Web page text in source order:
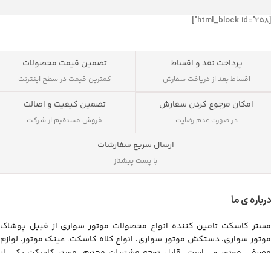
[html_block id="258"]
پرداخت نقد و اقساط
اقساط بعد از دریافت سفارش
تضمین قیمت محصولات
کمترین قیمت در سطح اینترنت
امکان مرجوع کردن سفارش
در صورت عدم رضایت
تضمین کیفیت و اصالت
فروش مستقیم از شرکت
ارسال سریع سفارشات
با پست پیشتاز
درباره ی ما
مستر کاسکت تامین کننده انواع محصولات موتور سواری از قبیل پوشاک
موتور سواری، دستکش موتور سواری، انواع کلاه کاسکت، عینک موتور، لوازم